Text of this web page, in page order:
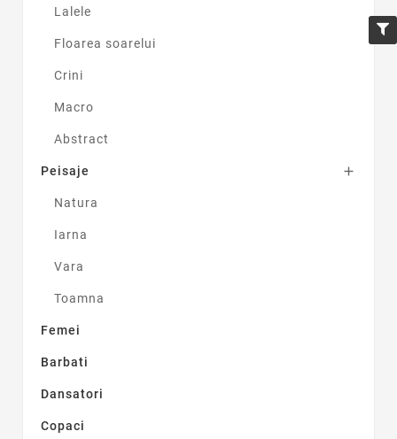
Lalele
Floarea soarelui
Crini
Macro
Abstract
Peisaje 
Natura
Iarna
Vara
Toamna
Femei
Barbati
Dansatori
Copaci